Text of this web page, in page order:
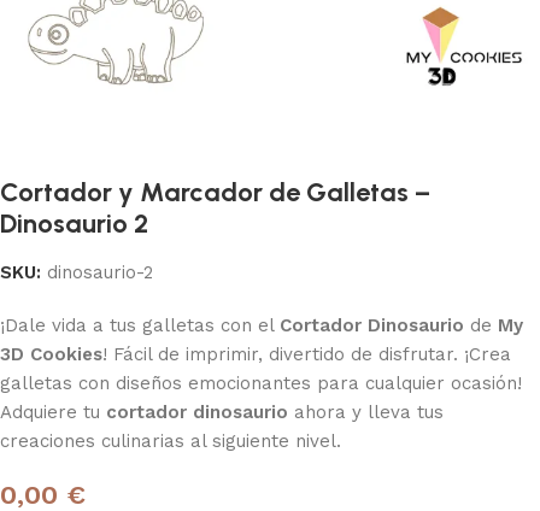
Cortador y Marcador de Galletas –
Dinosaurio 2
SKU: dinosaurio-2
¡Dale vida a tus galletas con el Cortador Dinosaurio de My
3D Cookies! Fácil de imprimir, divertido de disfrutar. ¡Crea
galletas con diseños emocionantes para cualquier ocasión!
Adquiere tu cortador dinosaurio ahora y lleva tus
creaciones culinarias al siguiente nivel.
0,00 €